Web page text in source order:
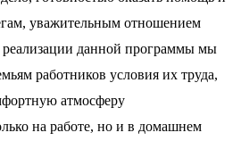
уважительным отношением
реализации данной программы мы
работников условия их труда,
атмосферу
на работе, но и в домашнем